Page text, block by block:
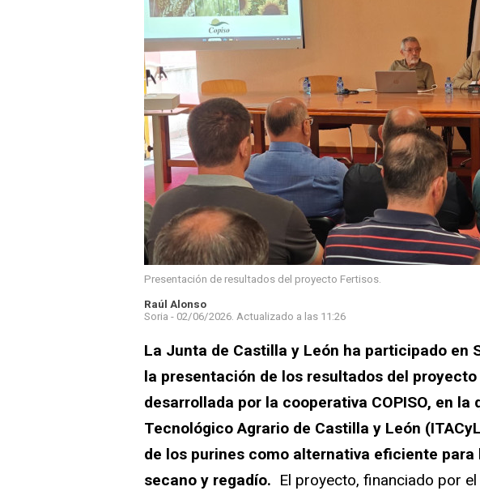
Presentación de resultados del proyecto Fertisos.
Raúl Alonso
Soria - 02/06/2026. Actualizado a las 11:26
La Junta de Castilla y León ha participado en
la presentación de los resultados del proyecto
desarrollada por la cooperativa COPISO, en
Tecnológico Agrario de Castilla y León
de los purines como alternativa eficiente
secano y regadío. El proyecto, financiado por